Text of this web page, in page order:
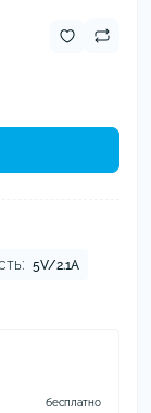
5V/2.1A
бесплатно